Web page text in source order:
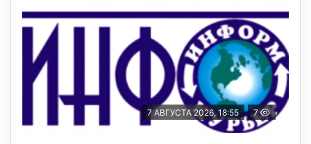
7 АВГУСТА 2026, 18:55 7